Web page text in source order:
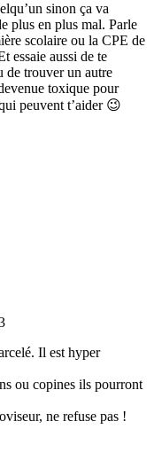
sinon ça va
plus en plus mal. Parle
scolaire ou la CPE de
essaie aussi de te
de trouver un autre
toxique pour
peuvent t’aider 😉
Il est hyper
ou copines ils pourront
ne refuse pas !